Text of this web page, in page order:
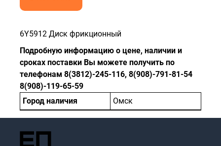
6Y5912 Диск фрикционный
Подробную информацию о цене, наличии и
сроках поставки Вы можете получить по
телефонам 8(3812)-245-116, 8(908)-791-81-54
8(908)-119-65-59
Город наличия
Омск